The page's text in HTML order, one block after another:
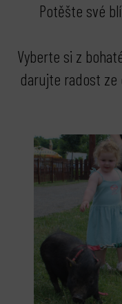
Potěšte své
Vyberte si z
darujte radost ze